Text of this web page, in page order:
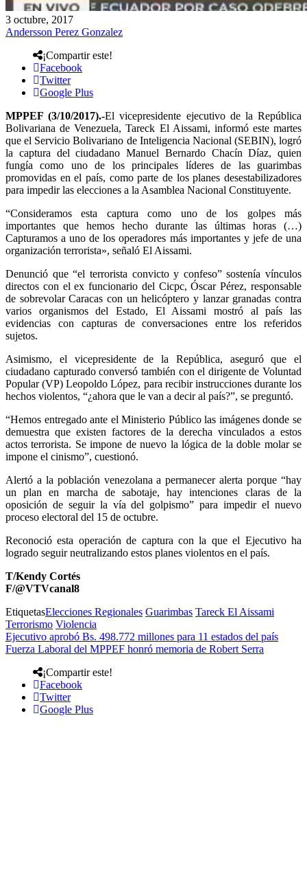
3 octubre, 2017
Andersson Perez Gonzalez
¡Compartir este!
Facebook
Twitter
Google Plus
MPPEF (3/10/2017).-El vicepresidente ejecutivo de la República
Bolivariana de Venezuela, Tareck El Aissami, informó este martes
que el Servicio Bolivariano de Inteligencia Nacional (SEBIN), logró
la captura del ciudadano Manuel Bernardo Chacín Díaz, quien
fungía como uno de los principales líderes de las guarimbas
promovidas en el país, como parte de los planes desestabilizadores
para impedir las elecciones a la Asamblea Nacional Constituyente.
“Consideramos esta captura como uno de los golpes más
importantes que hemos hecho durante las últimas horas (…)
Capturamos a uno de los operadores más importantes y jefe de una
organización terrorista», señaló El Aissami.
Denunció que “el terrorista convicto y confeso” sostenía vínculos
directos con el ex funcionario del Cicpc, Óscar Pérez, responsable
de sobrevolar Caracas con un helicóptero y lanzar granadas contra
varios organismos del Estado, El Aissami mostró al país las
evidencias con capturas de conversaciones entre los referidos
sujetos.
Asimismo, el vicepresidente de la República, aseguró que el
ciudadano capturado conversó también con el dirigente de Voluntad
Popular (VP) Leopoldo López, para recibir instrucciones durante los
hechos violentos, “¿ahora que le van a decir al país?”, se preguntó.
“Hemos entregado ante el Ministerio Público las imágenes donde se
demuestra que existen factores de la derecha vinculados a estos
actos terrorista. Se impone de nuevo la lógica de la doble molar se
impone el cinismo”, cuestionó.
Alertó a la población venezolana a permanecer alerta porque “hay
un plan en marcha de sabotaje, hay intenciones claras de la
oposición de seguir la vía del golpismo” para impedir el nuevo
proceso electoral del 15 de octubre.
Reconoció esta operación de captura con la que el Ejecutivo ha
logrado seguir neutralizando estos planes violentos en el país.
T/Kendy Cortés
F/@VTVcanal8
EtiquetasElecciones Regionales Guarimbas Tareck El Aissami
Terrorismo Violencia
Ejecutivo aprobó Bs. 498.772 millones para 11 estados del país
Fuerza Laboral del MPPEF honró memoria de Robert Serra
¡Compartir este!
Facebook
Twitter
Google Plus